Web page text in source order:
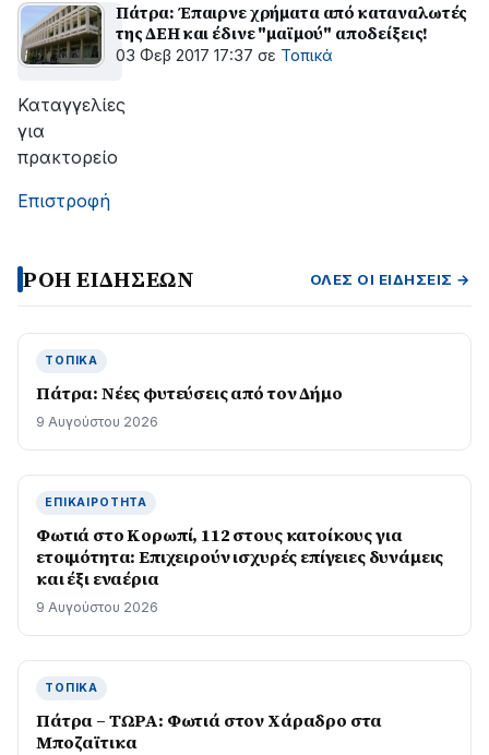
Πάτρα: Έπαιρνε χρήματα από καταναλωτές
της ΔΕΗ και έδινε "μαϊμού" αποδείξεις!
03 Φεβ 2017 17:37 σε Τοπικά
Καταγγελίες
για
πρακτορείο
Επιστροφή
ΡΟΗ ΕΙΔΗΣΕΩΝ ΌΛΕΣ ΟΙ ΕΙΔΉΣΕΙΣ →
ΤΟΠΙΚΆ
Πάτρα: Νέες φυτεύσεις από τον Δήμο
9 Αυγούστου 2026
ΕΠΙΚΑΙΡΌΤΗΤΑ
Φωτιά στο Κορωπί, 112 στους κατοίκους για
ετοιμότητα: Επιχειρούν ισχυρές επίγειες δυνάμεις
και έξι εναέρια
9 Αυγούστου 2026
ΤΟΠΙΚΆ
Πάτρα – ΤΩΡΑ: Φωτιά στον Χάραδρο στα
Μποζαϊτικα